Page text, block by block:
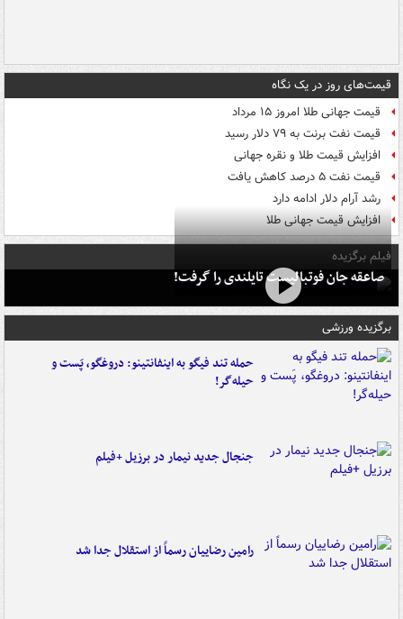
قیمت‌های روز در یک نگاه
قیمت جهانی طلا امروز ۱۵ مرداد
قیمت نفت برنت به ۷۹ دلار رسید
افزایش قیمت طلا و نقره جهانی
قیمت نفت ۵ درصد کاهش یافت
رشد آرام دلار ادامه دارد
افزایش قیمت جهانی طلا
فیلم برگزیده
صاعقه جان فوتبالیست تایلندی را گرفت!
برگزیده ورزشی
حمله تند فیگو به اینفانتینو: دروغگو، پَست‌ و
حیله‌گر!
جنجال جدید نیمار در برزیل +فیلم
رامین رضاییان رسماً از استقلال جدا شد